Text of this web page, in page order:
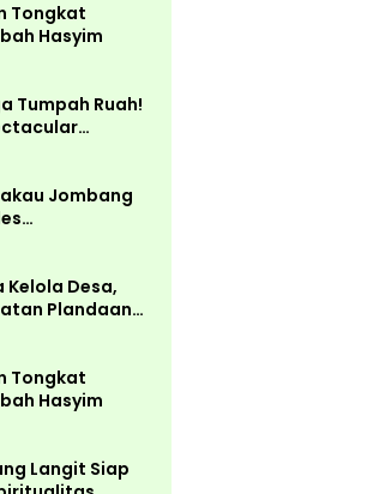
Tongkat
Hasyim
Tumpah Ruah!
Jadi Pesta
Jombang
dan Disperta
Desa,
Plandaan
Aparatur
Tongkat
Hasyim
Langit Siap